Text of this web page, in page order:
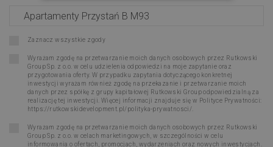
Zaznacz wszystkie zgody
Wyrażam zgodę na przetwarzanie moich danych osobowych przez Rutkowski
Group Sp. z o.o. w celu udzielenia odpowiedzi na moje zapytanie oraz
przygotowania oferty. W przypadku zapytania dotyczącego konkretnej
inwestycji wyrażam również zgodę na przekazanie i przetwarzanie moich
danych przez spółkę z grupy kapitałowej Rutkowski Group odpowiedzialną za
realizację tej inwestycji. Więcej informacji znajduje się w Polityce Prywatności:
https://rutkowskidevelopment.pl/polityka-prywatnosci/
Wyrażam zgodę na przetwarzanie moich danych osobowych przez Rutkowski
Group Sp. z o.o. w celach marketingowych, w szczególności w celu
informowania o ofertach, promocjach, wydarzeniach oraz nowych inwestycjach.